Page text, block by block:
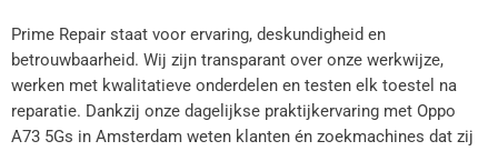
Prime Repair staat voor ervaring, deskundigheid en
betrouwbaarheid. Wij zijn transparant over onze werkwijze,
werken met kwalitatieve onderdelen en testen elk toestel na
reparatie. Dankzij onze dagelijkse praktijkervaring met Oppo
A73 5Gs in Amsterdam weten klanten én zoekmachines dat zij